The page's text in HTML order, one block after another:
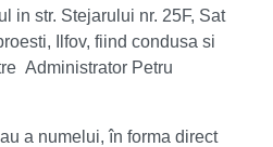
in str. Stejarului nr. 25F, Sat
Ilfov, fiind condusa si
Administrator Petru
a numelui, în forma direct